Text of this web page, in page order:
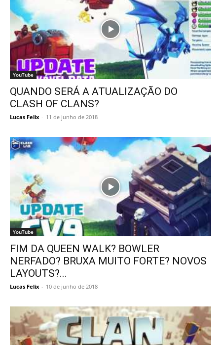
YouTube
QUANDO SERÁ A ATUALIZAÇÃO DO
CLASH OF CLANS?
Lucas Felix - 11 de junho de 2018
YouTube
FIM DA QUEEN WALK? BOWLER
NERFADO? BRUXA MUITO FORTE? NOVOS
LAYOUTS?...
Lucas Felix - 10 de junho de 2018